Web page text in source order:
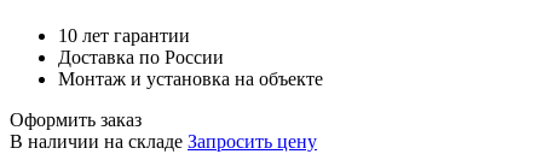
10 лет гарантии
Доставка по России
Монтаж и установка на объекте
Оформить заказ
В наличии на складе Запросить цену